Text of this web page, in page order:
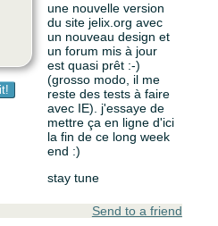
une nouvelle version
du site jelix.org avec
un nouveau design et
un forum mis à jour
est quasi prêt :-)
(grosso modo, il me
reste des tests à faire
avec IE). j'essaye de
mettre ça en ligne d'ici
la fin de ce long week
end :)
stay tune
Send to a friend